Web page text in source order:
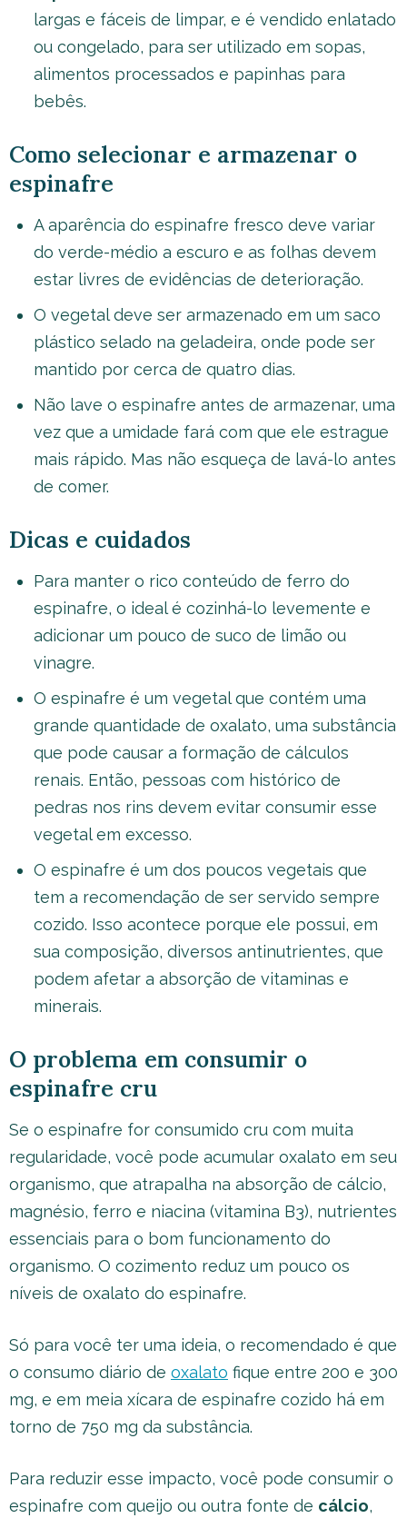
largas e fáceis de limpar, e é vendido enlatado
ou congelado, para ser utilizado em sopas,
alimentos processados e papinhas para
bebês.
Como selecionar e armazenar o
espinafre
A aparência do espinafre fresco deve variar
do verde-médio a escuro e as folhas devem
estar livres de evidências de deterioração.
O vegetal deve ser armazenado em um saco
plástico selado na geladeira, onde pode ser
mantido por cerca de quatro dias.
Não lave o espinafre antes de armazenar, uma
vez que a umidade fará com que ele estrague
mais rápido. Mas não esqueça de lavá-lo antes
de comer.
Dicas e cuidados
Para manter o rico conteúdo de ferro do
espinafre, o ideal é cozinhá-lo levemente e
adicionar um pouco de suco de limão ou
vinagre.
O espinafre é um vegetal que contém uma
grande quantidade de oxalato, uma substância
que pode causar a formação de cálculos
renais. Então, pessoas com histórico de
pedras nos rins devem evitar consumir esse
vegetal em excesso.
O espinafre é um dos poucos vegetais que
tem a recomendação de ser servido sempre
cozido. Isso acontece porque ele possui, em
sua composição, diversos antinutrientes, que
podem afetar a absorção de vitaminas e
minerais.
O problema em consumir o
espinafre cru
Se o espinafre for consumido cru com muita
regularidade, você pode acumular oxalato em seu
organismo, que atrapalha na absorção de cálcio,
magnésio, ferro e niacina (vitamina B3), nutrientes
essenciais para o bom funcionamento do
organismo. O cozimento reduz um pouco os
níveis de oxalato do espinafre.
Só para você ter uma ideia, o recomendado é que
o consumo diário de oxalato fique entre 200 e 300
mg, e em meia xícara de espinafre cozido há em
torno de 750 mg da substância.
Para reduzir esse impacto, você pode consumir o
espinafre com queijo ou outra fonte de cálcio,